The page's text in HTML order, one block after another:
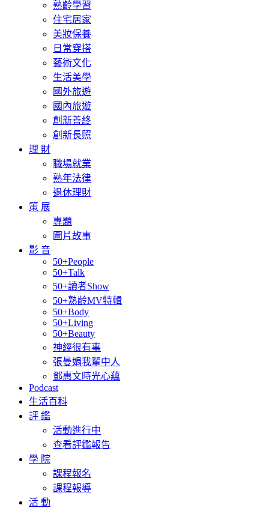
熟齡學習
住宅居家
美妝保養
日常穿搭
藝術文化
生活美學
國外旅遊
國內旅遊
創新善終
創新長照
理 財
職場就業
熟年法律
退休理財
策 展
專題
圖片故事
影 音
50+People
50+Talk
50+讀者Show
50+熟齡MV特輯
50+Body
50+Living
50+Beauty
神經很有事
張曼娟我輩中人
鄧惠文時光心蘊
Podcast
生活百科
評 鑑
活動進行中
查看評鑑報告
學 院
課程報名
課程報導
活 動